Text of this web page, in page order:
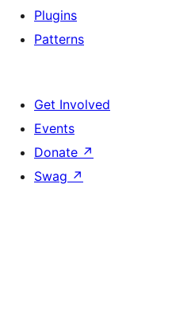
Plugins
Patterns
Get Involved
Events
Donate ↗
Swag ↗